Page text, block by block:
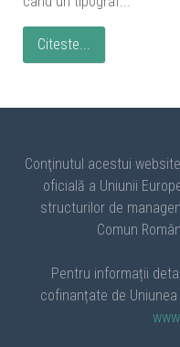
Citeste...
Conţinutul acestui
oficială a Uniunii
structurilor de
Comun
Pentru informații
cofinanțate de